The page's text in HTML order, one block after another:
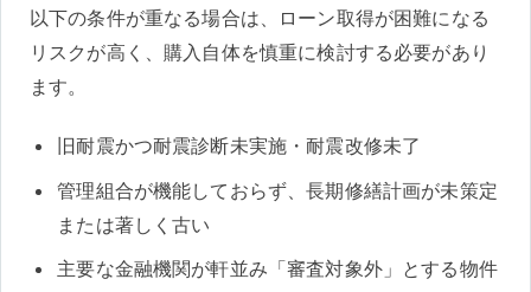
以下の条件が重なる場合は、ローン取得が困難になる
リスクが高く、購入自体を慎重に検討する必要があり
ます。
旧耐震かつ耐震診断未実施・耐震改修未了
管理組合が機能しておらず、長期修繕計画が未策定
または著しく古い
主要な金融機関が軒並み「審査対象外」とする物件